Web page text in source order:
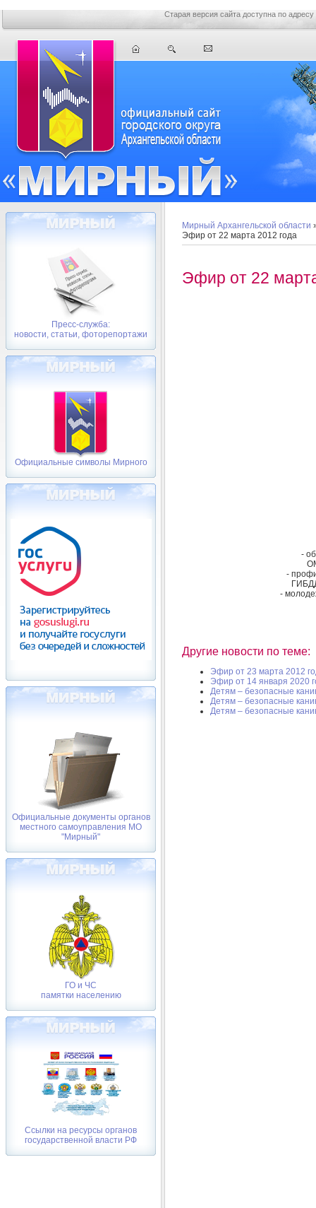
Старая версия сайта доступна по адресу
Пресс-служба:
новости, статьи, фоторепортажи
Официальные символы Мирного
Официальные документы органов
местного самоуправления МО
"Мирный"
ГО и ЧС
памятки населению
Ссылки на ресурсы органов
государственной власти РФ
Мирный Архангельской области
Эфир от 22 марта 2012 года
Эфир от 22
-
-
-
Другие новости по теме:
Эфир от 23 марта 2012
Эфир от 14 января 2020
Детям – безопасные
Детям – безопасные
Детям – безопасные